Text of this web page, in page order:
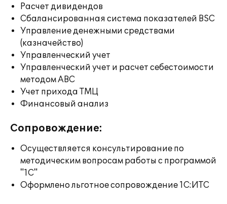
Расчет дивидендов
Сбалансированная система показателей BSC
Управление денежными средствами
(казначейство)
Управленческий учет
Управленческий учет и расчет себестоимости
методом ABC
Учет прихода ТМЦ
Финансовый анализ
Сопровождение:
Осуществляется консультирование по
методическим вопросам работы с программой
"1С"
Оформлено льготное сопровождение 1С:ИТС